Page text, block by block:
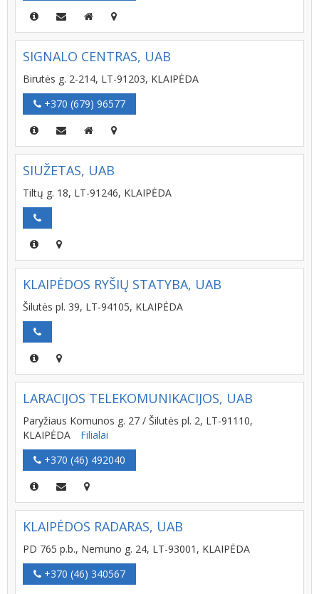
SIGNALO CENTRAS, UAB
Birutės g. 2-214, LT-91203, KLAIPĖDA
+370 (679) 96577
SIUŽETAS, UAB
Tiltų g. 18, LT-91246, KLAIPĖDA
KLAIPĖDOS RYŠIŲ STATYBA, UAB
Šilutės pl. 39, LT-94105, KLAIPĖDA
LARACIJOS TELEKOMUNIKACIJOS, UAB
Paryžiaus Komunos g. 27 / Šilutės pl. 2, LT-91110,
KLAIPĖDA
Filialai
+370 (46) 492040
KLAIPĖDOS RADARAS, UAB
PD 765 p.b., Nemuno g. 24, LT-93001, KLAIPĖDA
+370 (46) 340567